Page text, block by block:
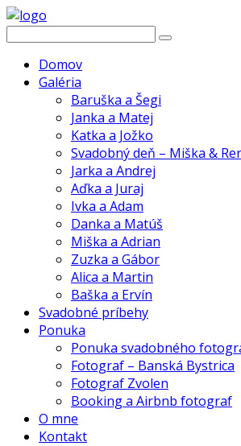
Domov
Galéria
Baruška a Šegi
Janka a Matej
Katka a Jožko
Svadobný deň – Miška &
Jarka a Andrej
Aďka a Juraj
Ivka a Adam
Danka a Matúš
Miška a Adrian
Zuzka a Gábor
Alica a Martin
Baška a Ervín
Svadobné príbehy
Ponuka
Ponuka svadobného
Fotograf – Banská Bystrica
Fotograf Zvolen
Booking a Airbnb fotograf
O mne
Kontakt